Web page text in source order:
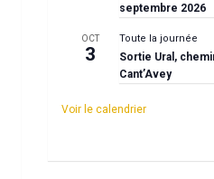
septembre 2026
OCT
3
Toute la journée
Sortie Ural,
Cant’Avey
Voir le calendrier